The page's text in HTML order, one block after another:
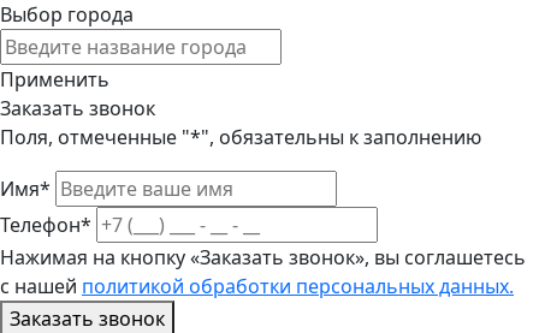
Выбор города
Применить
Заказать звонок
Поля, отмеченные "*", обязательны к заполнению
Имя*
Телефон*
Нажимая на кнопку «Заказать звонок», вы соглашетесь
с нашей политикой обработки персональных данных.
Заказать звонок